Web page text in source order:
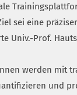
sei eine
Univ.-Prof.
werden mit
und